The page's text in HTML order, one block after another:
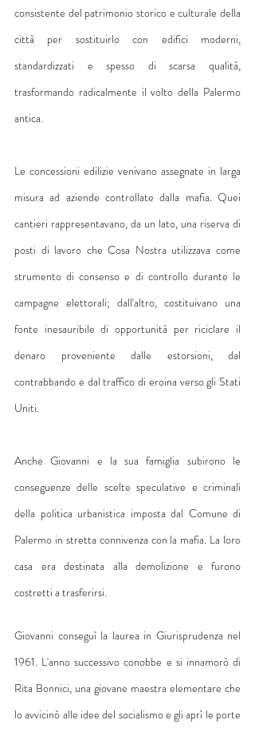
consistente del patrimonio storico e culturale della
città per sostituirlo con edifici moderni,
standardizzati e spesso di scarsa qualità,
trasformando radicalmente il volto della Palermo
antica.
Le concessioni edilizie venivano assegnate in larga
misura ad aziende controllate dalla mafia. Quei
cantieri rappresentavano, da un lato, una riserva di
posti di lavoro che Cosa Nostra utilizzava come
strumento di consenso e di controllo durante le
campagne elettorali; dall'altro, costituivano una
fonte inesauribile di opportunità per riciclare il
denaro proveniente dalle estorsioni, dal
contrabbando e dal traffico di eroina verso gli Stati
Uniti.
Anche Giovanni e la sua famiglia subirono le
conseguenze delle scelte speculative e criminali
della politica urbanistica imposta dal Comune di
Palermo in stretta connivenza con la mafia. La loro
casa era destinata alla demolizione e furono
costretti a trasferirsi.
Giovanni conseguì la laurea in Giurisprudenza nel
1961. L'anno successivo conobbe e si innamorò di
Rita Bonnici, una giovane maestra elementare che
lo avvicinò alle idee del socialismo e gli aprì le porte